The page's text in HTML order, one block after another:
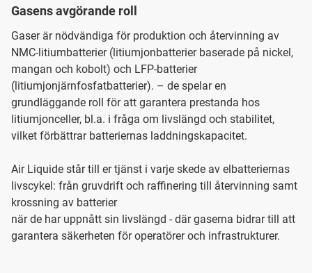
Gasens avgörande roll
Gaser är nödvändiga för produktion och återvinning av
NMC-litiumbatterier (litiumjonbatterier baserade på nickel,
mangan och kobolt) och LFP-batterier
(litiumjonjärnfosfatbatterier). – de spelar en
grundläggande roll för att garantera prestanda hos
litiumjonceller, bl.a. i fråga om livslängd och stabilitet,
vilket förbättrar batteriernas laddningskapacitet.
Air Liquide står till er tjänst i varje skede av elbatteriernas
livscykel: från gruvdrift och raffinering till återvinning samt
krossning av batterier
när de har uppnått sin livslängd - där gaserna bidrar till att
garantera säkerheten för operatörer och infrastrukturer.